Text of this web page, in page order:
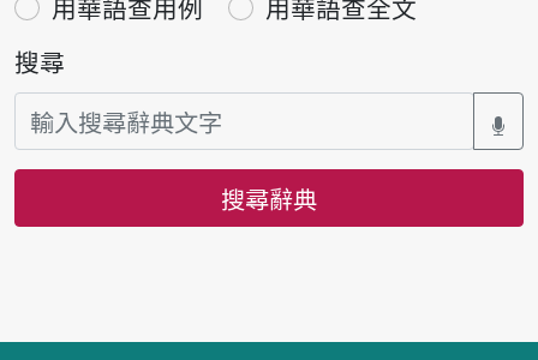
用華語查用例
用華語查全文
搜尋
搜尋辭典